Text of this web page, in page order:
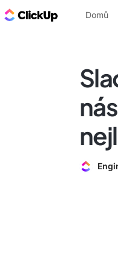
ClickUp blog
Domů